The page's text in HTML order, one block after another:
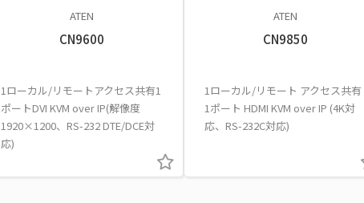
ATEN
CN9600
1ローカル/リモートアクセス共有1
ポートDVI KVM over IP(解像度
1920×1200、RS-232 DTE/DCE対
応)
ATEN
CN9850
1ローカル/リモート アクセス共有
1ポート HDMI KVM over IP (4K対
応、RS-232C対応)